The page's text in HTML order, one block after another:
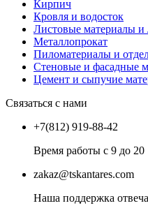
Кирпич
Кровля и водосток
Листовые материалы
Металлопрокат
Пиломатериалы и
Стеновые и фасадные
Цемент и сыпучие
Связаться с нами
+7(812) 919-88-42
Время работы с 9 до 20
zakaz@tskantares.com
Наша поддержка